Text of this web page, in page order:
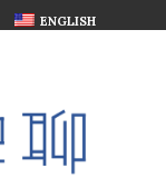
ENGLISH